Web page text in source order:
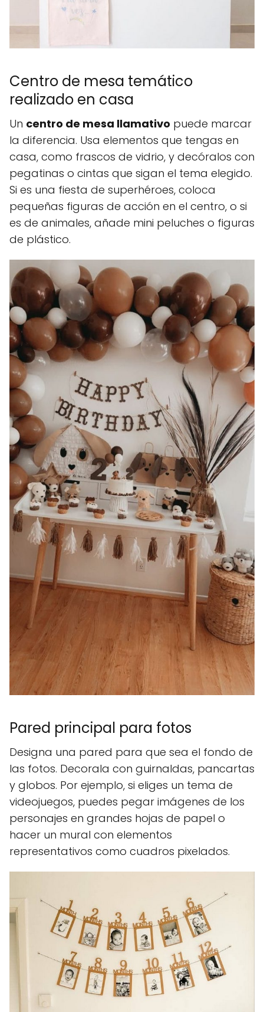
Centro de mesa temático
realizado en casa
Un centro de mesa llamativo puede marcar
la diferencia. Usa elementos que tengas en
casa, como frascos de vidrio, y decóralos con
pegatinas o cintas que sigan el tema elegido.
Si es una fiesta de superhéroes, coloca
pequeñas figuras de acción en el centro, o si
es de animales, añade mini peluches o figuras
de plástico.
Pared principal para fotos
Designa una pared para que sea el fondo de
las fotos. Decorala con guirnaldas, pancartas
y globos. Por ejemplo, si eliges un tema de
videojuegos, puedes pegar imágenes de los
personajes en grandes hojas de papel o
hacer un mural con elementos
representativos como cuadros pixelados.